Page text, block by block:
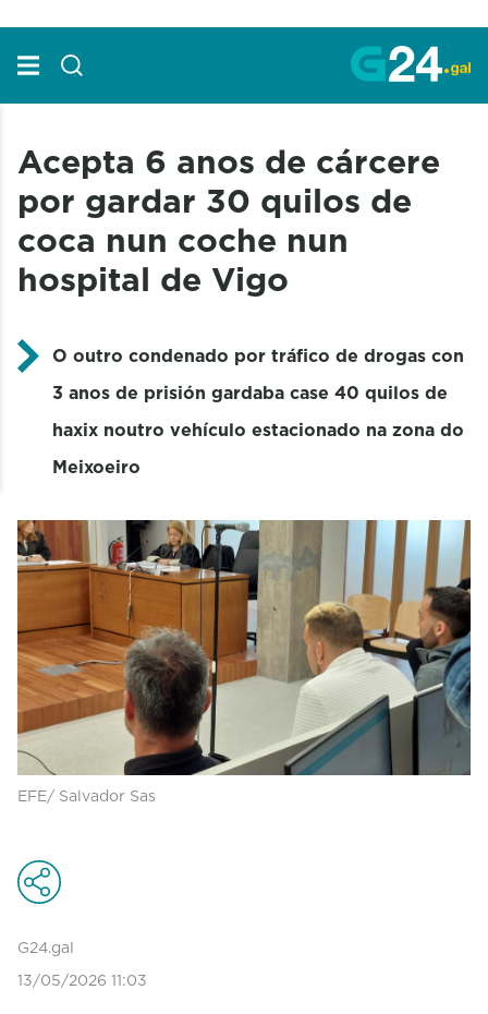
Acepta 6 anos de cárcere
por gardar 30 quilos de
coca nun coche nun
hospital de Vigo
O outro condenado por tráfico de drogas con
3 anos de prisión gardaba case 40 quilos de
haxix noutro vehículo estacionado na zona do
Meixoeiro
EFE/ Salvador Sas
G24.gal
13/05/2026 11:03